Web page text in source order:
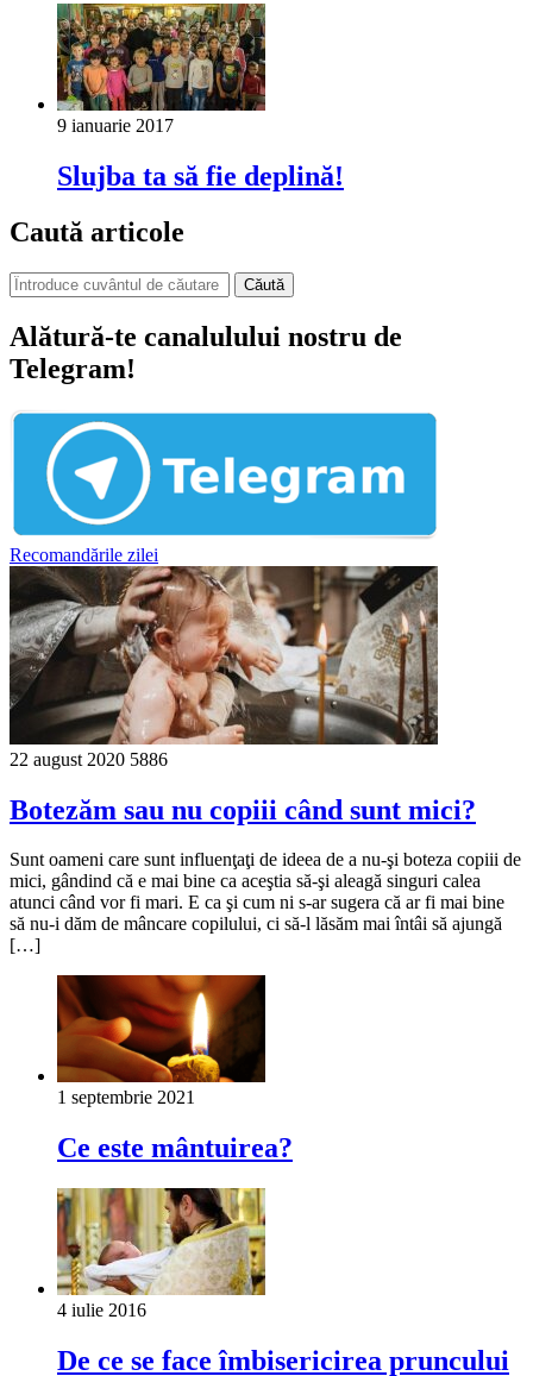
9 ianuarie 2017
Slujba ta să fie deplină!
Caută articole
Căută
Alătură-te canalulului nostru de
Telegram!
Recomandările zilei
22 august 2020 5886
Botezăm sau nu copiii când sunt mici?
Sunt oameni care sunt influenţaţi de ideea de a nu-şi boteza copiii de
mici, gândind că e mai bine ca aceştia să-şi aleagă singuri calea
atunci când vor fi mari. E ca şi cum ni s-ar sugera că ar fi mai bine
să nu-i dăm de mâncare copilului, ci să-l lăsăm mai întâi să ajungă
[…]
1 septembrie 2021
Ce este mântuirea?
4 iulie 2016
De ce se face îmbisericirea pruncului